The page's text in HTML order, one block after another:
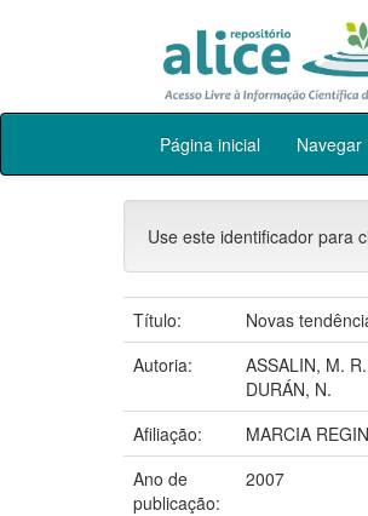
Skip
Página inicial Navegar
Use este identificador para
Título:
Novas
Autoria:
ASSALIN, M. R.
DURÁN, N.
Afiliação:
MARCIA
Ano de
publicação:
2007